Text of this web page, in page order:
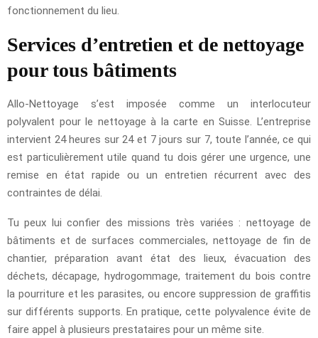
fonctionnement du lieu.
Services d’entretien et de nettoyage
pour tous bâtiments
Allo-Nettoyage s’est imposée comme un interlocuteur
polyvalent pour le nettoyage à la carte en Suisse. L’entreprise
intervient 24 heures sur 24 et 7 jours sur 7, toute l’année, ce qui
est particulièrement utile quand tu dois gérer une urgence, une
remise en état rapide ou un entretien récurrent avec des
contraintes de délai.
Tu peux lui confier des missions très variées : nettoyage de
bâtiments et de surfaces commerciales, nettoyage de fin de
chantier, préparation avant état des lieux, évacuation des
déchets, décapage, hydrogommage, traitement du bois contre
la pourriture et les parasites, ou encore suppression de graffitis
sur différents supports. En pratique, cette polyvalence évite de
faire appel à plusieurs prestataires pour un même site.